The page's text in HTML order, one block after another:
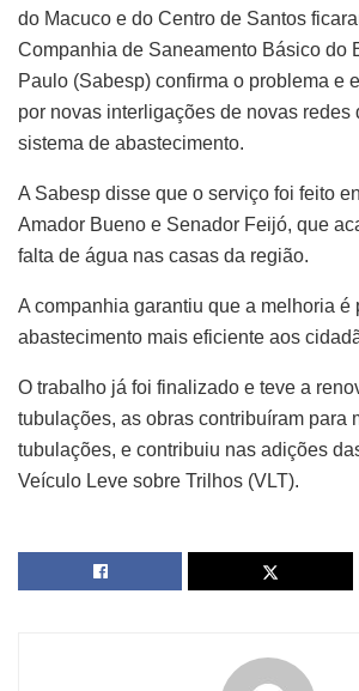
do Macuco e do Centro de Santos
Companhia de Saneamento Básico do
Paulo (Sabesp) confirma o problema e
por novas interligações de novas redes
sistema de abastecimento.
A Sabesp disse que o serviço foi feito
Amador Bueno e Senador Feijó, que
falta de água nas casas da região.
A companhia garantiu que a melhoria é
abastecimento mais eficiente aos
O trabalho já foi finalizado e teve a
tubulações, as obras contribuíram para
tubulações, e contribuiu nas adições
Veículo Leve sobre Trilhos (VLT).